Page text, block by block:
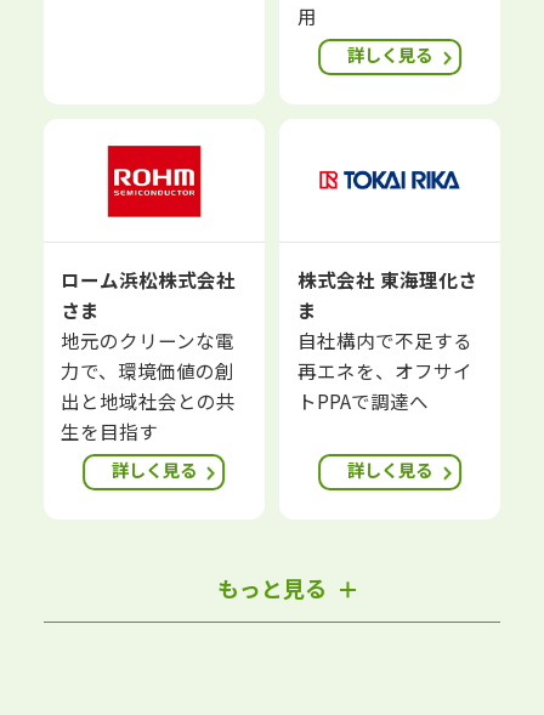
用
詳しく見る
ローム浜松株式会社
さま
地元のクリーンな電
力で、環境価値の創
出と地域社会との共
生を目指す
詳しく見る
株式会社 東海理化さ
ま
自社構内で不足する
再エネを、オフサイ
トPPAで調達へ
詳しく見る
もっと見る